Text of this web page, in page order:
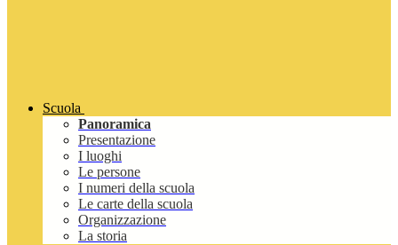
Scuola
Panoramica
Presentazione
I luoghi
Le persone
I numeri della scuola
Le carte della scuola
Organizzazione
La storia